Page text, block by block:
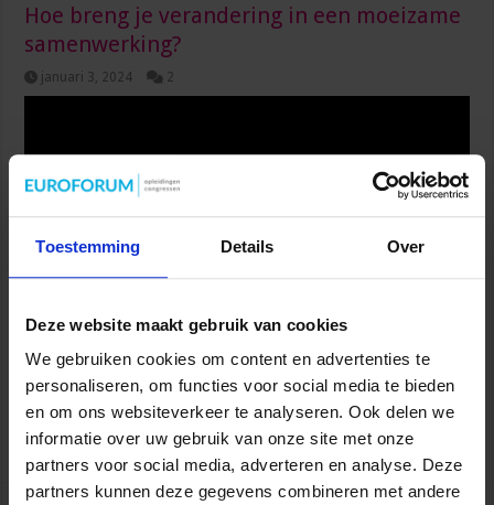
Toestemming Details Over
Deze website maakt gebruik van cookies
We gebruiken cookies om content en advertenties te
personaliseren, om functies voor social media te bieden
en om ons websiteverkeer te analyseren. Ook delen we
informatie over uw gebruik van onze site met onze
partners voor social media, adverteren en analyse. Deze
partners kunnen deze gegevens combineren met andere
Hoe breng je verandering in een moeizame
samenwerking?
januari 3, 2024 2
Je probeert anderen in beweging te krijgen. maar ondanks al je
pogingen lukt het niet. Herkenbaar? In dit blog hebben wij tips
voor je over het in beweging krijgen van anderen!
Lees verder »